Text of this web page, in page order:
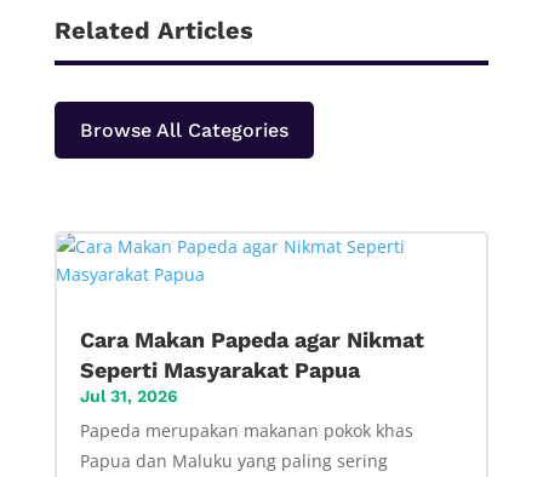
Related Articles
Browse All Categories
Cara Makan Papeda agar Nikmat
Seperti Masyarakat Papua
Jul 31, 2026
Papeda merupakan makanan pokok khas
Papua dan Maluku yang paling sering